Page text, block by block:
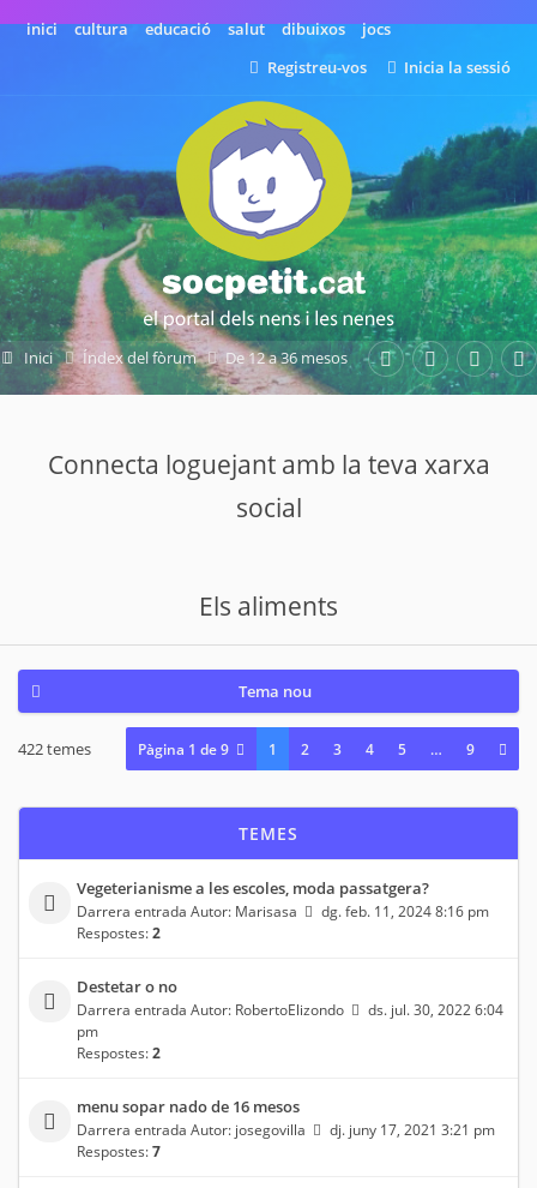
inici cultura educació salut dibuixos
jocs
Inicia la sessió
Registreu-vos
Inici Índex del fòrum
De 12 a 36 mesos
Els aliments
Connecta loguejant amb la teva xarxa
social
Els aliments
Tema nou
422 temes Pàgina 1 de9 1 2 3 4 5 … 9
TEMES
Vegeterianisme a les escoles, moda passatgera?
Darrera entrada Autor: Marisasa
dg. feb. 11, 2024 8:16 pm
Respostes:2
Destetar o no
Darrera entrada Autor: RobertoElizondo
ds. jul. 30, 2022 6:04
pm
Respostes:2
menu sopar nado de 16 mesos
Darrera entrada Autor: josegovilla
dj. juny 17, 2021 3:21 pm
Respostes:7